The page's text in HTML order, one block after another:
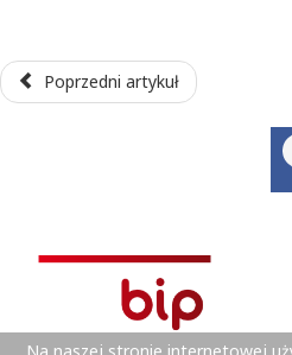
Poprzedni artykuł